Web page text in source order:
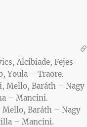
Alcibiade, Fejes –
Youla – Traore.
Mello, Baráth – Nagy
– Mancini.
Baráth – Nagy
– Mancini.